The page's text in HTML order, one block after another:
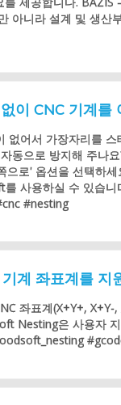
아니라 설계 및 생산
이 CNC 기계를
없어서 가장자리를
동으로 방지해 주나
로' 옵션을 선택하
사용하실 수 있습
#nesting
계 좌표계를 지
좌표계(X+Y+, X+Y-,
Nesting은 사용자